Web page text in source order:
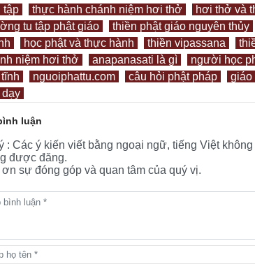
tập
thực hành chánh niệm hơi thở hơi thở và
tu tập phật giáo
thiền phật giáo nguyên thủy
học phật và thực hành thiền vipassana
niệm hơi thở anapanasati là gì người học
nguoiphattu.com câu hỏi phật pháp giáo
dạy
luận
: Các ý kiến viết bằng ngoại ngữ, tiếng Việt
được đăng.
sự đóng góp và quan tâm của quý vị.